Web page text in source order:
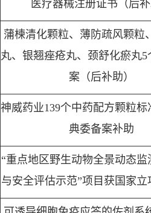
医疗器械注册证书（后
蒲楝清化颗粒、薄防疏风颗粒
丸、银翘痤疮丸、颈舒化瘀丸5
案（后补助）
神威药业139个中药配方颗粒
典委备案补助
“重点地区野生动物全景动态监
与安全评估示范”项目获国家立